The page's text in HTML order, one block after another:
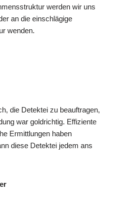
werden wir uns
an die einschlägige
wenden.
die Detektei zu beauftragen,
war goldrichtig. Effiziente
Ermittlungen haben
diese Detektei jedem ans